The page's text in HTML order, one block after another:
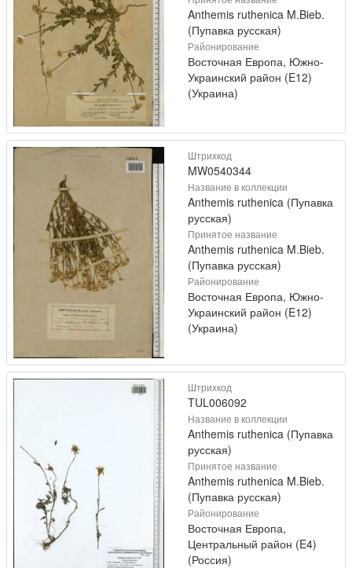
Anthemis ruthenica M.Bieb.
(Пупавка русская)
Районирование
Восточная Европа, Южно-
Украинский район (E12)
(Украина)
Штрихкод
MW0540344
Название в коллекции
Anthemis ruthenica (Пупавка
русская)
Принятое название
Anthemis ruthenica M.Bieb.
(Пупавка русская)
Районирование
Восточная Европа, Южно-
Украинский район (E12)
(Украина)
Штрихкод
TUL006092
Название в коллекции
Anthemis ruthenica (Пупавка
русская)
Принятое название
Anthemis ruthenica M.Bieb.
(Пупавка русская)
Районирование
Восточная Европа,
Центральный район (E4)
(Россия)